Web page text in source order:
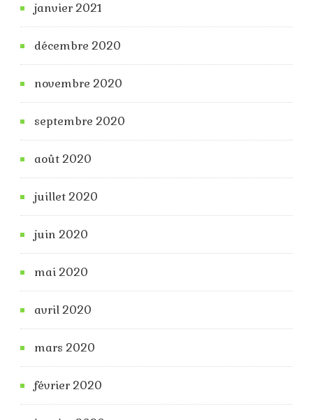
janvier 2021
décembre 2020
novembre 2020
septembre 2020
août 2020
juillet 2020
juin 2020
mai 2020
avril 2020
mars 2020
février 2020